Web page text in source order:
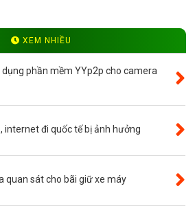
XEM NHIỀU
phần mềm YYp2p cho camera
internet đi quốc tế bị ảnh hưởng
quan sát cho bãi giữ xe máy